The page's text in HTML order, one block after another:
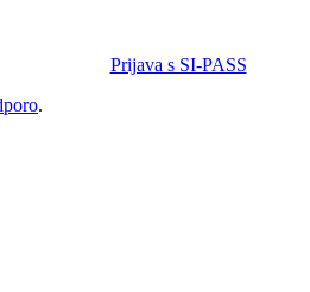
Prijava s SI-PASS
.